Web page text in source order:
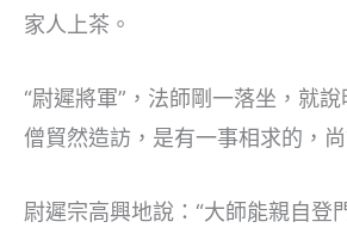
家人上茶。
“尉遲將軍”，法師剛一落坐，就
僧貿然造訪，是有一事相求的，
尉遲宗高興地說：“大師能親自登